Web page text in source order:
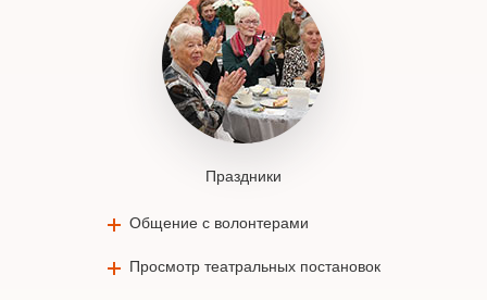
Праздники
Общение с волонтерами
Просмотр театральных постановок